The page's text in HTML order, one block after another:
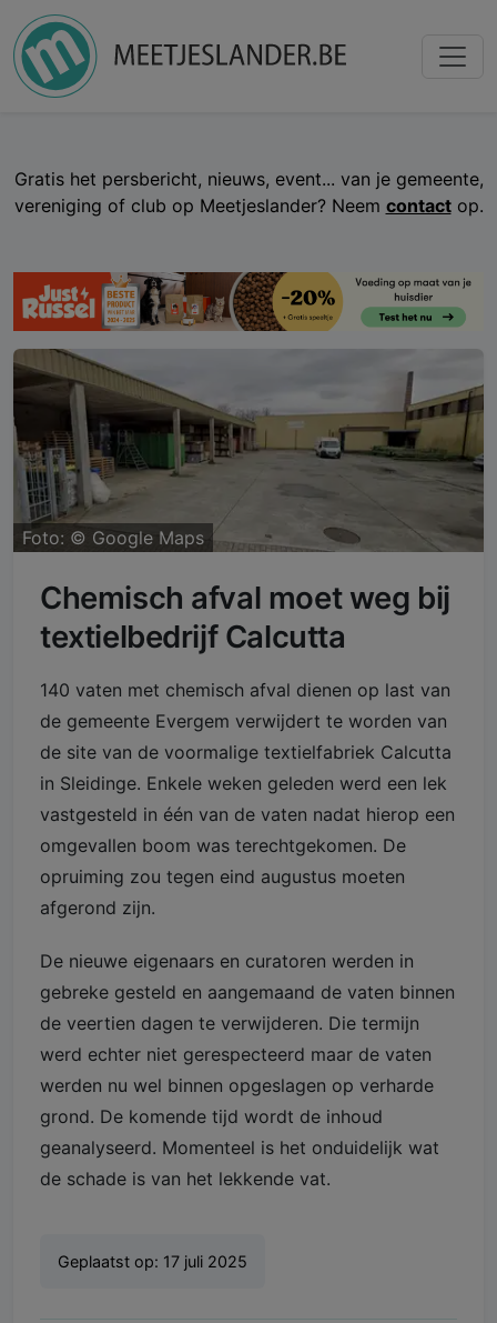
Gratis het persbericht, nieuws, event... van je gemeente,
vereniging of club op Meetjeslander? Neem contactop.
Foto: © Google Maps
Chemisch afval moet weg bij
textielbedrijf Calcutta
140 vaten met chemisch afval dienen op last van
de gemeente Evergem verwijdert te worden van
de site van de voormalige textielfabriek Calcutta
in Sleidinge. Enkele weken geleden werd een lek
vastgesteld in één van de vaten nadat hierop een
omgevallen boom was terechtgekomen. De
opruiming zou tegen eind augustus moeten
afgerond zijn.
De nieuwe eigenaars en curatoren werden in
gebreke gesteld en aangemaand de vaten binnen
de veertien dagen te verwijderen. Die termijn
werd echter niet gerespecteerd maar de vaten
werden nu wel binnen opgeslagen op verharde
grond. De komende tijd wordt de inhoud
geanalyseerd. Momenteel is het onduidelijk wat
de schade is van het lekkende vat.
Geplaatst op: 17 juli 2025